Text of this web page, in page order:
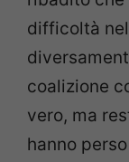
difficoltà
coalizione
vero, ma
hanno